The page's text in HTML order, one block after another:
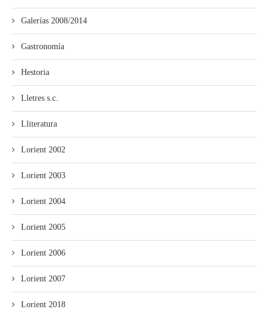
Galerías 2008/2014
Gastronomía
Hestoria
Lletres s.c.
Lliteratura
Lorient 2002
Lorient 2003
Lorient 2004
Lorient 2005
Lorient 2006
Lorient 2007
Lorient 2018